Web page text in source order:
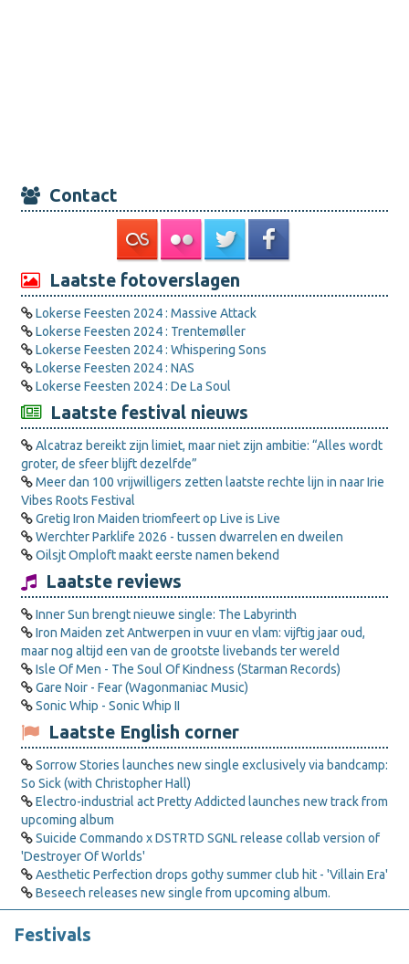
Contact
Laatste fotoverslagen
Lokerse Feesten 2024 : Massive Attack
Lokerse Feesten 2024 : Trentemøller
Lokerse Feesten 2024 : Whispering Sons
Lokerse Feesten 2024 : NAS
Lokerse Feesten 2024 : De La Soul
Laatste festival nieuws
Alcatraz bereikt zijn limiet, maar niet zijn ambitie: “Alles wordt
groter, de sfeer blijft dezelfde”
Meer dan 100 vrijwilligers zetten laatste rechte lijn in naar Irie
Vibes Roots Festival
Gretig Iron Maiden triomfeert op Live is Live
Werchter Parklife 2026 - tussen dwarrelen en dweilen
Oilsjt Omploft maakt eerste namen bekend
Laatste reviews
Inner Sun brengt nieuwe single: The Labyrinth
Iron Maiden zet Antwerpen in vuur en vlam: vijftig jaar oud,
maar nog altijd een van de grootste livebands ter wereld
Isle Of Men - The Soul Of Kindness (Starman Records)
Gare Noir - Fear (Wagonmaniac Music)
Sonic Whip - Sonic Whip II
Laatste English corner
Sorrow Stories launches new single exclusively via bandcamp:
So Sick (with Christopher Hall)
Electro-industrial act Pretty Addicted launches new track from
upcoming album
Suicide Commando x DSTRTD SGNL release collab version of
'Destroyer Of Worlds'
Aesthetic Perfection drops gothy summer club hit - 'Villain Era'
Beseech releases new single from upcoming album.
Festivals